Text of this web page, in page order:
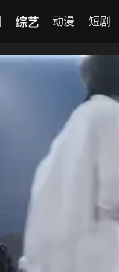
综艺 动漫 短剧